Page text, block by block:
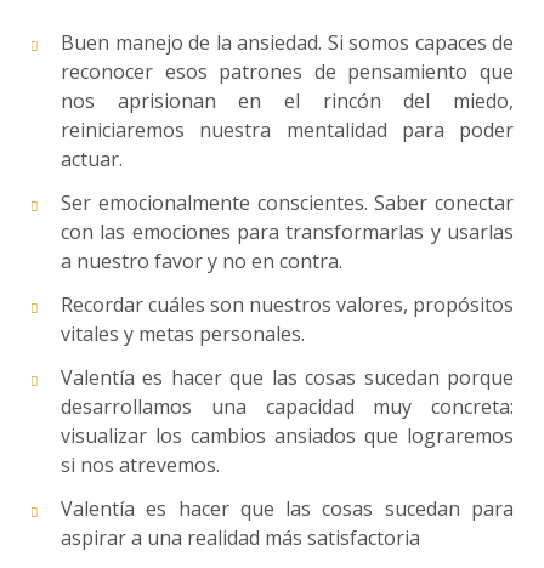
Buen manejo de la ansiedad. Si somos capaces de
reconocer esos patrones de pensamiento que
nos aprisionan en el rincón del miedo,
reiniciaremos nuestra mentalidad para poder
actuar.
Ser emocionalmente conscientes. Saber conectar
con las emociones para transformarlas y usarlas
a nuestro favor y no en contra.
Recordar cuáles son nuestros valores, propósitos
vitales y metas personales.
Valentía es hacer que las cosas sucedan porque
desarrollamos una capacidad muy concreta:
visualizar los cambios ansiados que lograremos
si nos atrevemos.
Valentía es hacer que las cosas sucedan para
aspirar a una realidad más satisfactoria